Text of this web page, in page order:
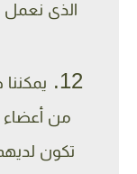
الذى
من أعضاء
تكون